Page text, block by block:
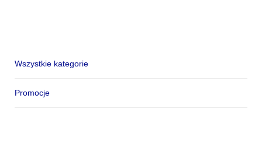
Wszystkie kategorie
Promocje